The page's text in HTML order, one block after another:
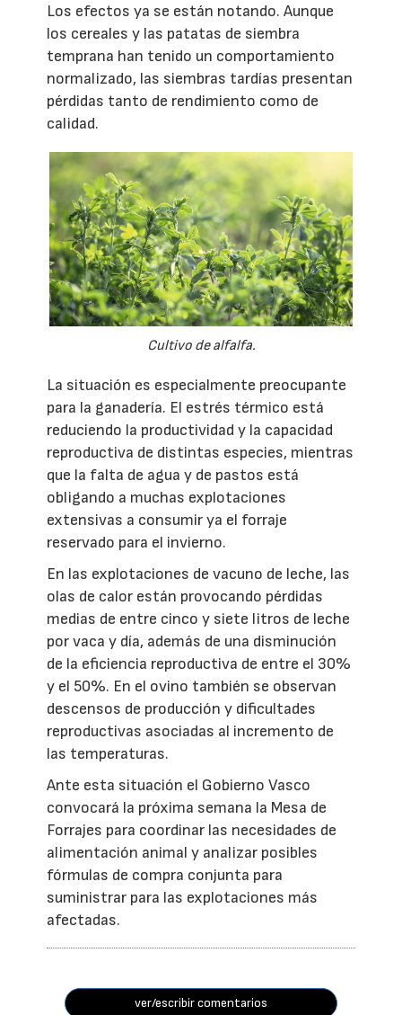
Los efectos ya se están notando. Aunque
los cereales y las patatas de siembra
temprana han tenido un comportamiento
normalizado, las siembras tardías presentan
pérdidas tanto de rendimiento como de
calidad.
Cultivo de alfalfa.
La situación es especialmente preocupante
para la ganadería. El estrés térmico está
reduciendo la productividad y la capacidad
reproductiva de distintas especies, mientras
que la falta de agua y de pastos está
obligando a muchas explotaciones
extensivas a consumir ya el forraje
reservado para el invierno.
En las explotaciones de vacuno de leche, las
olas de calor están provocando pérdidas
medias de entre cinco y siete litros de leche
por vaca y día, además de una disminución
de la eficiencia reproductiva de entre el 30%
y el 50%. En el ovino también se observan
descensos de producción y dificultades
reproductivas asociadas al incremento de
las temperaturas.
Ante esta situación el Gobierno Vasco
convocará la próxima semana la Mesa de
Forrajes para coordinar las necesidades de
alimentación animal y analizar posibles
fórmulas de compra conjunta para
suministrar para las explotaciones más
afectadas.
ver/escribir comentarios